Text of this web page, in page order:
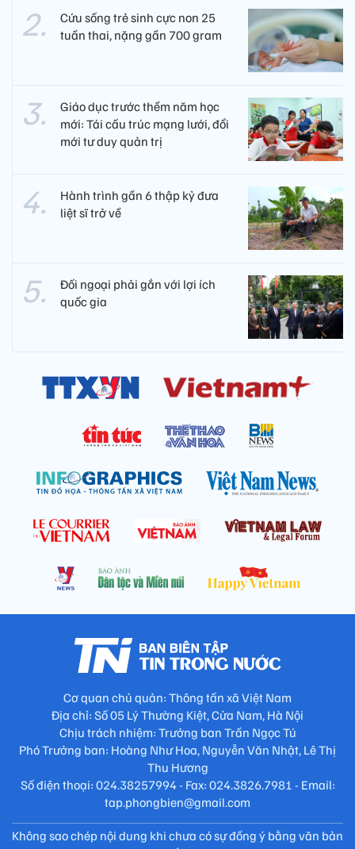
Cứu sống trẻ sinh cực non 25
tuần thai, nặng gần 700 gram
Giáo dục trước thềm năm học
mới: Tái cấu trúc mạng lưới, đổi
mới tư duy quản trị
Hành trình gần 6 thập kỷ đưa
liệt sĩ trở về
Đối ngoại phải gắn với lợi ích
quốc gia
Cơ quan chủ quản: Thông tấn xã Việt Nam
Địa chỉ: Số 05 Lý Thường Kiệt, Cửa Nam, Hà Nội
Chịu trách nhiệm: Trưởng ban Trần Ngọc Tú
Phó Trưởng ban: Hoàng Như Hoa, Nguyễn Văn Nhật, Lê Thị
Thu Hương
Số điện thoại: 024.38257994 - Fax: 024.3826.7981 - Email:
tap.phongbien@gmail.com
Không sao chép nội dung khi chưa có sự đồng ý bằng văn bản